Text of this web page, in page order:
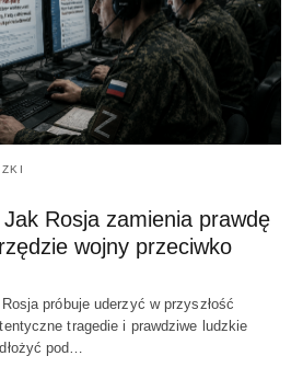
Rosja zamienia prawdę
wojny przeciwko
próbuje uderzyć w przyszłość
tragedie i prawdziwe ludzkie
pod…